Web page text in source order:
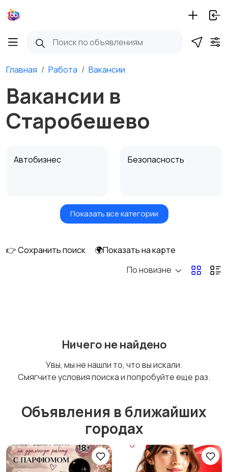
Главная Работа Вакансии
Вакансии в
Старобешево
Автобизнес Безопасность
Бытовые услуги и
Высший менеджмент
Добыча сырья,
технологии
развлечения
Магазины Маркетинг и реклама
Показать все категории
👉 Сохранить поиск
🌍Показать на карте
По новизне
Ничего не найдено
Увы, мы не нашли то, что вы искали.
Смягчите условия поиска и попробуйте еще раз.
Объявления в ближайших
городах